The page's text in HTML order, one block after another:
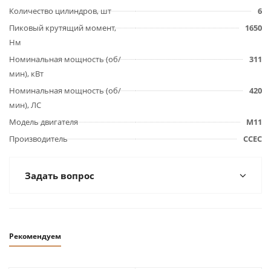
Количество цилиндров, шт
6
Пиковый крутящий момент,
Нм
1650
Номинальная мощность (об/
мин), кВт
311
Номинальная мощность (об/
мин), ЛС
420
Модель двигателя
M11
Производитель
CCEC
Задать вопрос
Рекомендуем